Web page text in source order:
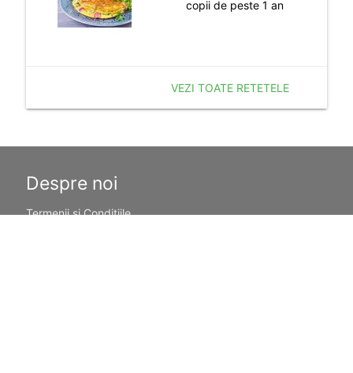
copii de peste 1 an
VEZI TOATE RETETELE
Despre noi
Termenii si Conditiile